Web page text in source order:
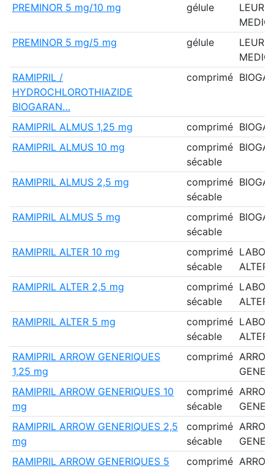
PREMINOR 5 mg/10 mg
gélule
PREMINOR 5 mg/5 mg
gélule
RAMIPRIL /
HYDROCHLOROTHIAZIDE
BIOGARAN…
comprimé
RAMIPRIL ALMUS 1,25 mg comprimé
RAMIPRIL ALMUS 10 mg
comprimé
sécable
RAMIPRIL ALMUS 2,5 mg
comprimé
sécable
RAMIPRIL ALMUS 5 mg
comprimé
sécable
RAMIPRIL ALTER 10 mg
comprimé
sécable
ALTER
RAMIPRIL ALTER 2,5 mg
comprimé
sécable
ALTER
RAMIPRIL ALTER 5 mg
comprimé
sécable
ALTER
RAMIPRIL ARROW GENERIQUES
1,25 mg
comprimé ARROW
RAMIPRIL ARROW GENERIQUES 10
mg
comprimé
sécable
ARROW
RAMIPRIL ARROW GENERIQUES 2,5
mg
comprimé
sécable
ARROW
RAMIPRIL ARROW GENERIQUES 5
comprimé ARROW